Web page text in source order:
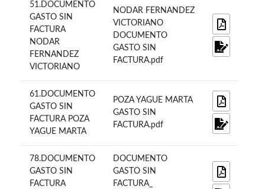
51.DOCUMENTO
GASTO SIN
FACTURA
NODAR
FERNANDEZ
VICTORIANO
NODAR FERNANDEZ
VICTORIANO
DOCUMENTO
GASTO SIN
FACTURA.pdf
61.DOCUMENTO
GASTO SIN
FACTURA POZA
YAGUE MARTA
POZA YAGUE MARTA
GASTO SIN
FACTURA.pdf
78.DOCUMENTO
GASTO SIN
FACTURA
DOCUMENTO
GASTO SIN
FACTURA_